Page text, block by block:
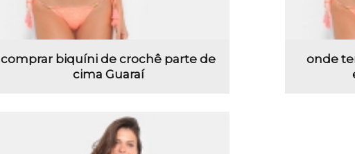
comprar biquíni de crochê parte de
cima Guaraí
onde